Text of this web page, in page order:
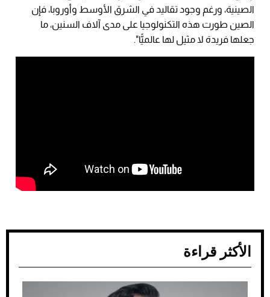
الصينية، ورغم وجود تقاليد في الشرق الأوسط وأوروبا، فإن
الصين طورت هذه التكنولوجيا على مدى آلاف السنين، ما
جعلها فريدة لا مثيل لها عالميًّا".
الأكثر قراءة